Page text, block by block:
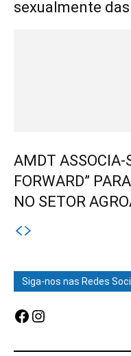
sexualmente
AMDT ASSOCIA-
FORWARD”
NO SETOR
Siga-nos nas Redes
Facebook
Instagram